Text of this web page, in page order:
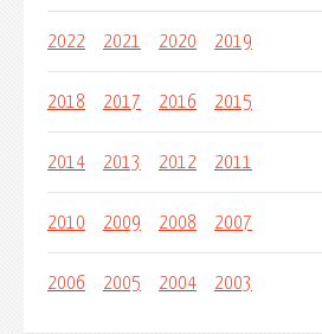
2022 2021 2020 2019
2018 2017 2016 2015
2014 2013 2012 2011
2010 2009 2008 2007
2006 2005 2004 2003